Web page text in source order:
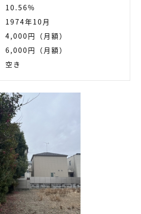
10.56%
1974年10月
4,000円（月額）
6,000円（月額）
空き